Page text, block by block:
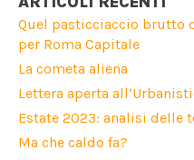
Quel pasticciaccio brutto
per Roma Capitale
La cometa aliena
Lettera aperta
Estate 2023: analisi delle
Ma che caldo fa?